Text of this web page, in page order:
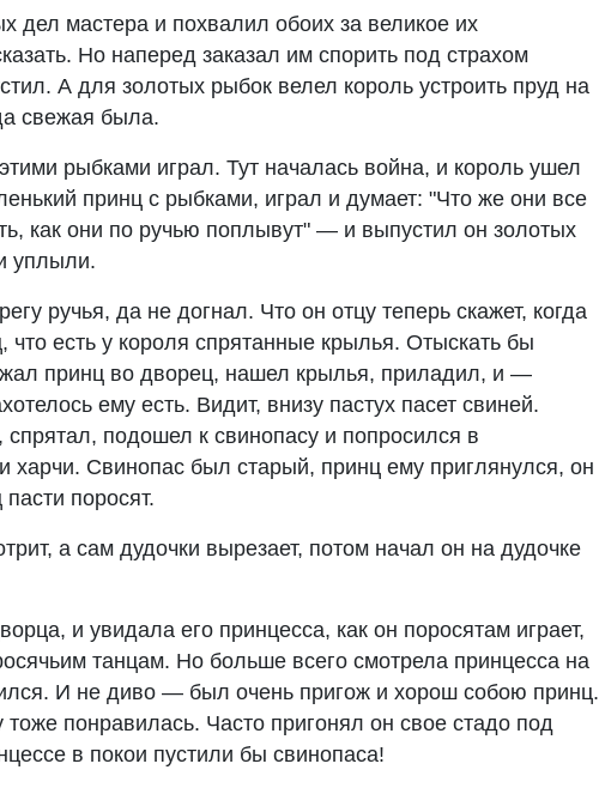
дел мастера и похвалил обоих за великое их
Но наперед заказал им спорить под страхом
А для золотых рыбок велел король устроить пруд на
свежая была.
рыбками играл. Тут началась война, и король ушел
принц с рыбками, играл и думает: "Что же они все
как они по ручью поплывут" — и выпустил он золотых
уплыли.
ручья, да не догнал. Что он отцу теперь скажет, когда
есть у короля спрятанные крылья. Отыскать бы
принц во дворец, нашел крылья, приладил, и —
ему есть. Видит, внизу пастух пасет свиней.
подошел к свинопасу и попросился в
Свинопас был старый, принц ему приглянулся, он
поросят.
а сам дудочки вырезает, потом начал он на дудочке
и увидала его принцесса, как он поросятам играет,
танцам. Но больше всего смотрела принцесса на
И не диво — был очень пригож и хорош собою принц.
понравилась. Часто пригонял он свое стадо под
в покои пустили бы свинопаса!